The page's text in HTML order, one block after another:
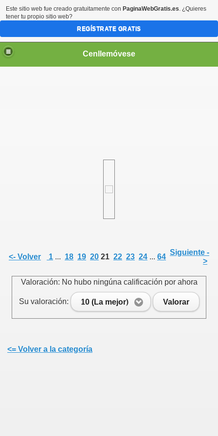
Cenllemóvese
<- Volver 1 ... 18 19 20 21 22 23 24 ... 64
Siguiente -
>
Valoración: No hubo ningúna calificación por ahora
Su valoración: 10 (La mejor) Valorar
<= Volver a la categoría
Este sitio web fue creado gratuitamente con PaginaWebGratis.es. ¿Quieres
tener tu propio sitio web?
REGÍSTRATE GRATIS